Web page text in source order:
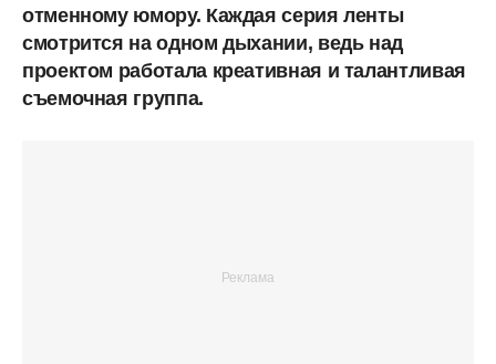
отменному юмору. Каждая серия ленты
смотрится на одном дыхании, ведь над
проектом работала креативная и талантливая
съемочная группа.